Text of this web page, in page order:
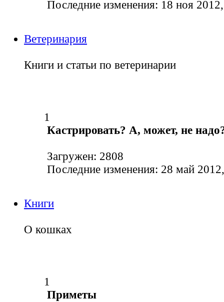
Последние изменения: 18 ноя
Ветеринария
Книги и статьи по ветеринарии
1
Кастрировать? А, может, не
Загружен: 2808
Последние изменения: 28 май
Книги
О кошках
1
Приметы